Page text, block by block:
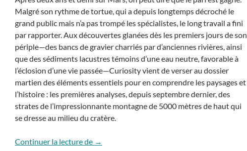
Malgré son rythme de tortue, qui a depuis longtemps décroché le
grand public mais n’a pas trompé les spécialistes, le long travail a fini
par rapporter. Aux découvertes glanées dès les premiers jours de son
périple—des bancs de gravier charriés par d’anciennes rivières, ainsi
que des sédiments lacustres témoins d’une eau neutre, favorable à
l’éclosion d’une vie passée—Curiosity vient de verser au dossier
martien des éléments essentiels pour en comprendre les paysages et
l’histoire : les premières analyses, depuis septembre dernier, des
strates de l’impressionnante montagne de 5000 mètres de haut qui
se dresse au milieu du cratère.
Continuer la lecture de Curiosity dévoile l’histoire de Mars
→